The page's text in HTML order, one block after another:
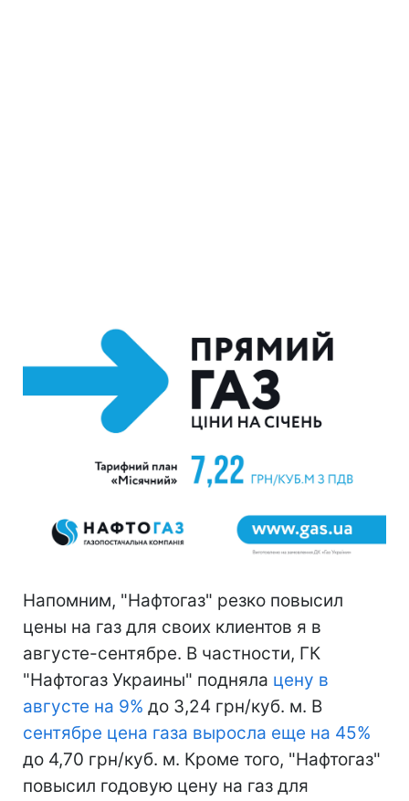
Напомним, "Нафтогаз" резко повысил
цены на газ для своих клиентов я в
августе-сентябре. В частности, ГК
"Нафтогаз Украины" подняла цену в
августе на 9% до 3,24 грн/куб. м. В
сентябре цена газа выросла еще на 45%
до 4,70 грн/куб. м. Кроме того, "Нафтогаз"
повысил годовую цену на газ для